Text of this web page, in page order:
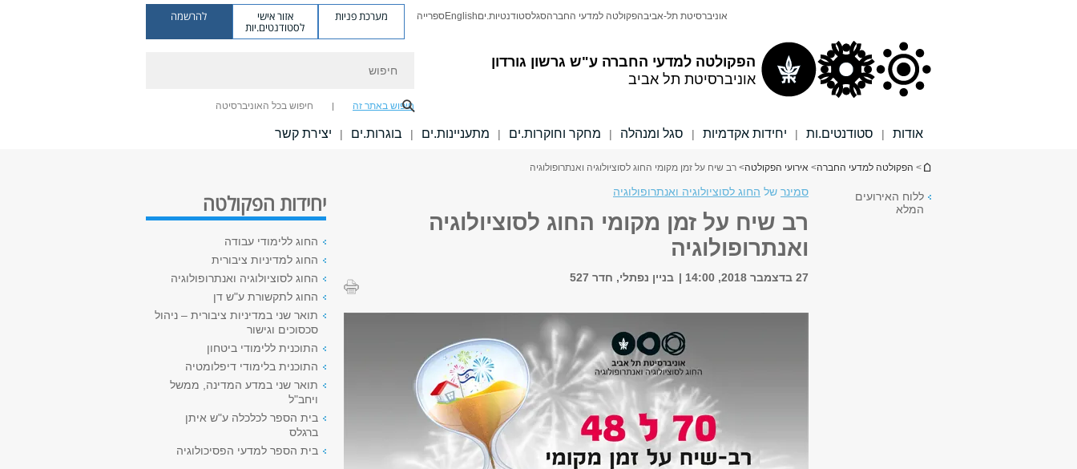
הפקולטה למדעי החברה ע"ש גרשון גורדון
אוניברסיטת תל אביב
אוניברסיטת תל-אביבהפקולטה למדעי החברהסגלסטודנטיות.יםEnglishספרייה מערכת פניות אזור אישי
לסטודנטים.יות
להרשמה
חיפוש באתר זה חיפוש בכל האוניברסיטה
אודות | סטודנטים.ות | יחידות אקדמיות | סגל ומנהלה | מחקר וחוקרות.ים | מתעניינות.ים | בוגרות.ים | יצירת קשר
הינך נמצא כאן
> הפקולטה למדעי החברה> אירועי הפקולטה> רב שיח על זמן מקומי החוג לסוציולוגיה ואנתרופולוגיה
ללוח האירועים
המלא
סמינר של החוג לסוציולוגיה ואנתרופולוגיה
רב שיח על זמן מקומי החוג לסוציולוגיה
ואנתרופולוגיה
27 בדצמבר 2018, 14:00 בניין נפתלי, חדר 527
יחידות הפקולטה
החוג ללימודי עבודה
החוג למדיניות ציבורית
החוג לסוציולוגיה ואנתרופולוגיה
החוג לתקשורת ע"ש דן
תואר שני במדיניות ציבורית – ניהול
סכסוכים וגישור
התוכנית ללימודי ביטחון
התוכנית בלימודי דיפלומטיה
תואר שני במדע המדינה, ממשל
ויחב"ל
בית הספר לכלכלה ע"ש איתן
ברגלס
בית הספר למדעי הפסיכולוגיה